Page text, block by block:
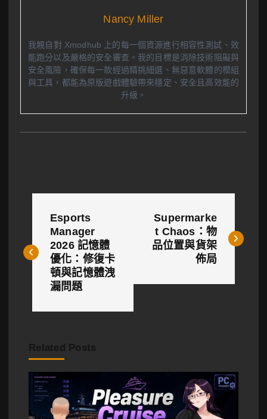
Nancy Miller
我親自對 Xmodhub 上的每一個資源進行相容性測試、效
能跑分以及嚴格的安全審查。我的目標是消除技術阻礙與
安全風險，確保每一款經過精挑細選、無惡意軟體的模組
與工具，都能為原版遊戲體驗帶來穩定、安全且高效能的
升級。
導
Esports
Manager
2026 記憶體
優化：修復卡
頓與記憶體洩
漏問題
Supermarke
t Chaos：物
品位置與貨架
佈局
Related Posts